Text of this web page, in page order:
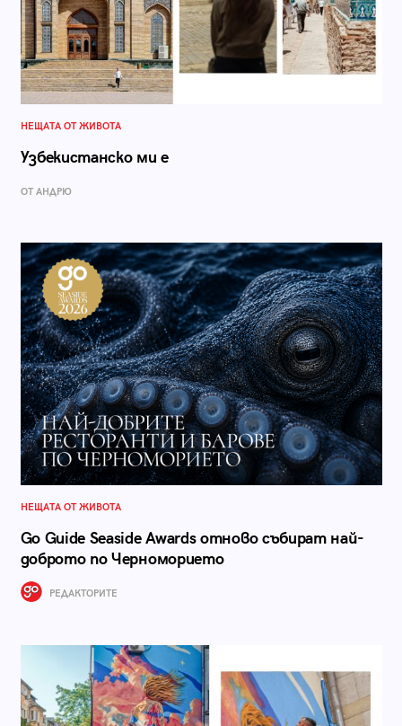
НЕЩАТА ОТ ЖИВОТА
Узбекистанско ми е
ОТ АНДРЮ
НЕЩАТА ОТ ЖИВОТА
Go Guide Seaside Awards отново събират най-
доброто по Черноморието
РЕДАКТОРИТЕ